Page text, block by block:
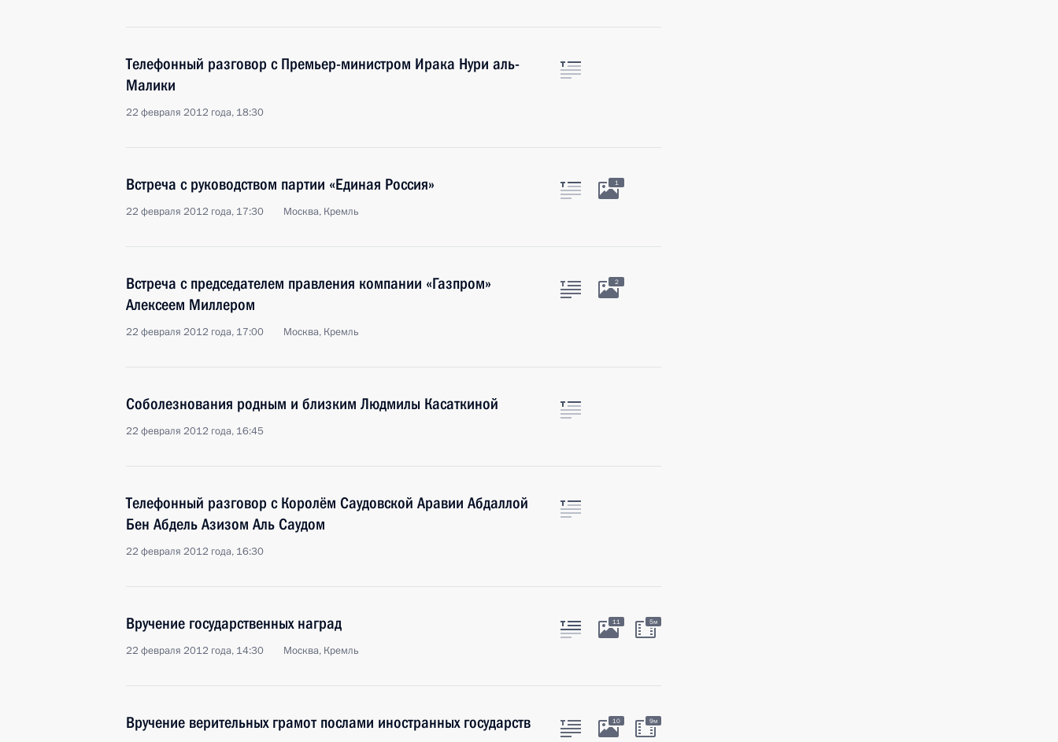
Телефонный разговор с Премьер-министром Ирака Нури аль-
Малики
22 февраля 2012 года, 18:30
Встреча с руководством партии «Единая Россия»
22 февраля 2012 года, 17:30 Москва, Кремль
1
Встреча с председателем правления компании «Газпром»
Алексеем Миллером
22 февраля 2012 года, 17:00 Москва, Кремль
2
Соболезнования родным и близким Людмилы Касаткиной
22 февраля 2012 года, 16:45
Телефонный разговор с Королём Саудовской Аравии Абдаллой
Бен Абдель Азизом Аль Саудом
22 февраля 2012 года, 16:30
Вручение государственных наград
22 февраля 2012 года, 14:30 Москва, Кремль
11 5м
Вручение верительных грамот послами иностранных государств 10 9м